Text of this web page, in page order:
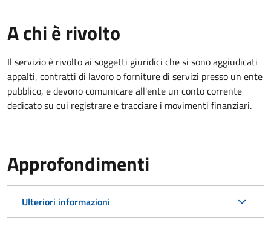
A chi è rivolto
Il servizio è rivolto ai soggetti giuridici che si sono aggiudicati
appalti, contratti di lavoro o forniture di servizi presso un ente
pubblico, e devono comunicare all'ente un conto corrente
dedicato su cui registrare e tracciare i movimenti finanziari.
Approfondimenti
Ulteriori informazioni